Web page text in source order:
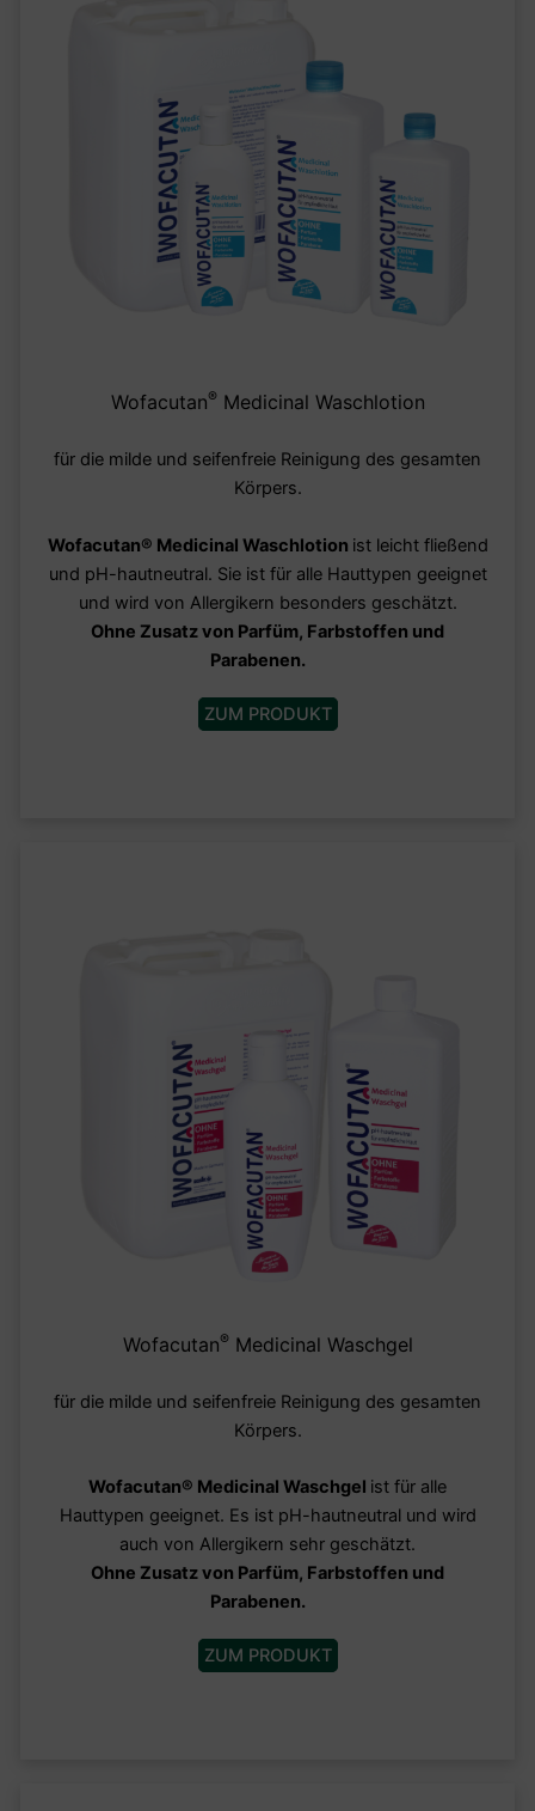
Wofacutan®Medicinal Waschlotion
für die milde und seifenfreie Reinigung des gesamten
Körpers.
Wofacutan® Medicinal Waschlotion ist leicht fließend
und pH-hautneutral. Sie ist für alle Hauttypen geeignet
und wird von Allergikern besonders geschätzt.
Ohne Zusatz von Parfüm, Farbstoffen und
Parabenen.
ZUM PRODUKT
Wofacutan®Medicinal Waschgel
für die milde und seifenfreie Reinigung des gesamten
Körpers.
Wofacutan® Medicinal Waschgel ist für alle
Hauttypen geeignet. Es ist pH-hautneutral und wird
auch von Allergikern sehr geschätzt.
Ohne Zusatz von Parfüm, Farbstoffen und
Parabenen.
ZUM PRODUKT